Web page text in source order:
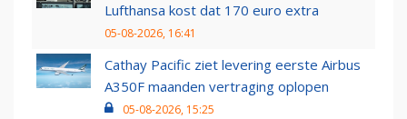
Lufthansa kost dat 170 euro extra
05-08-2026, 16:41
Cathay Pacific ziet levering eerste Airbus
A350F maanden vertraging oplopen
05-08-2026, 15:25